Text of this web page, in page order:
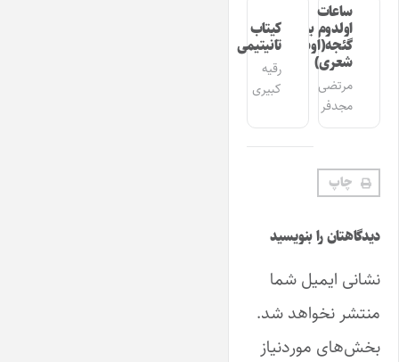
ساعات
اولدوم بیر
گئجه(اوشاق
شعری)
مرتضی
مجدفر
کیتاب
تانیتیمی
رقیه
کبیری
چاپ
دیدگاهتان را بنویسید
نشانی ایمیل شما
منتشر نخواهد شد.
بخش‌های موردنیاز